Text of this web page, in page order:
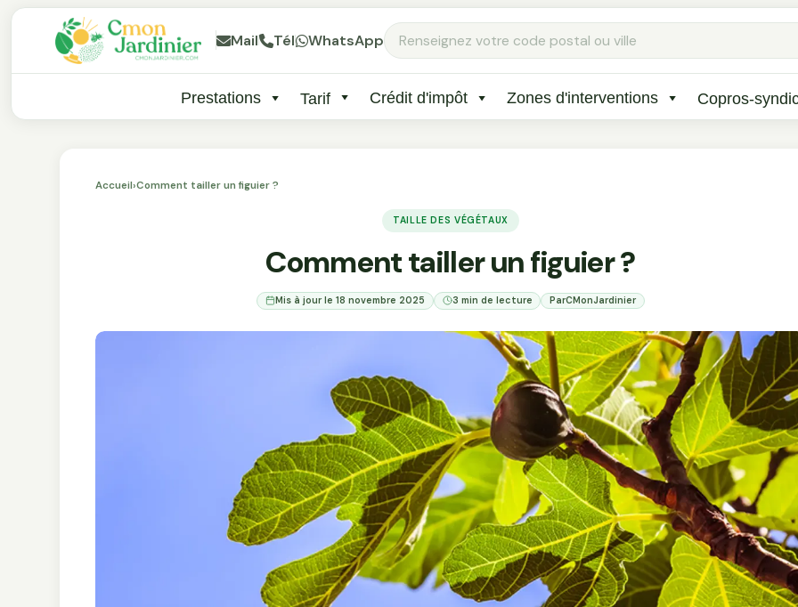
Mail Tél WhatsApp
Rechercher
:
Prestations Tarif Crédit d'impôt Zones d'interventions Copros-
Accueil›Comment tailler un figuier ?
TAILLE DES VÉGÉTAUX
Comment tailler un figuier ?
Mis à jour le 18 novembre 2025 3 min de lecture ParCMonJardinier